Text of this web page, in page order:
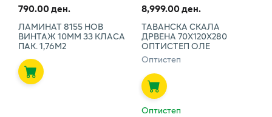
790.00 ден.
ЛАМИНАТ 8155 НОВ
ВИНТАЖ 10ММ 33 КЛАСА
ПАК. 1,76М2
8,999.00 ден.
ТАВАНСКА СКАЛА
ДРВЕНА 70Х120Х280
ОПТИСТЕП ОЛЕ
Оптистеп
Оптистеп